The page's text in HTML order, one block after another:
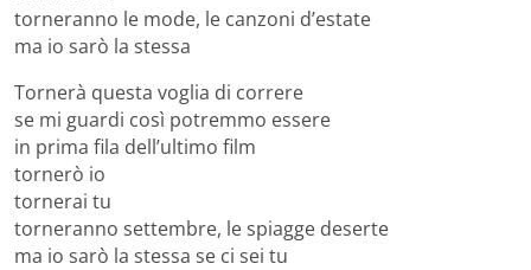
torneranno le mode, le canzoni d’estate
ma io sarò la stessa
Tornerà questa voglia di correre
se mi guardi così potremmo essere
in prima fila dell’ultimo film
tornerò io
tornerai tu
torneranno settembre, le spiagge deserte
ma io sarò la stessa se ci sei tu